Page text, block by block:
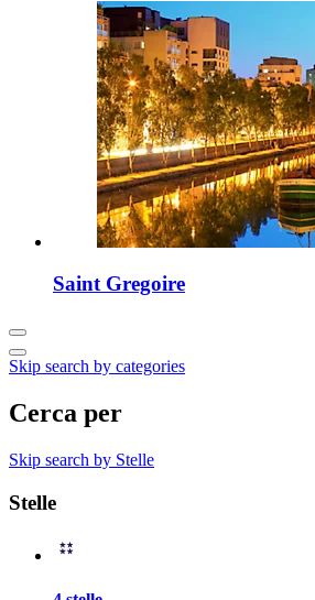
Saint Gregoire
Skip search by categories
Cerca per
Skip search by Stelle
Stelle